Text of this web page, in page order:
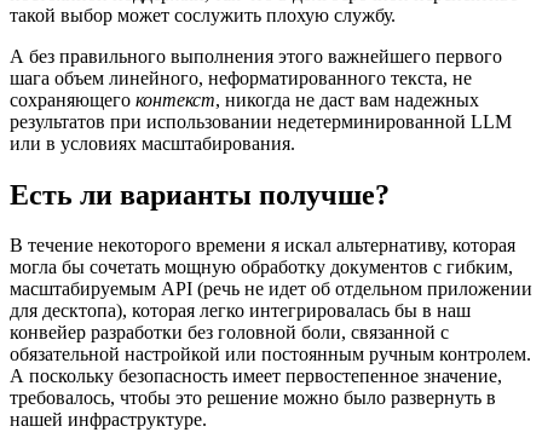
такой выбор может сослужить плохую службу.
А без правильного выполнения этого важнейшего первого
шага объем линейного, неформатированного текста, не
сохраняющего контекст, никогда не даст вам надежных
результатов при использовании недетерминированной LLM
или в условиях масштабирования.
Есть ли варианты получше?
В течение некоторого времени я искал альтернативу, которая
могла бы сочетать мощную обработку документов с гибким,
масштабируемым API (речь не идет об отдельном приложении
для десктопа), которая легко интегрировалась бы в наш
конвейер разработки без головной боли, связанной с
обязательной настройкой или постоянным ручным контролем.
А поскольку безопасность имеет первостепенное значение,
требовалось, чтобы это решение можно было развернуть в
нашей инфраструктуре.